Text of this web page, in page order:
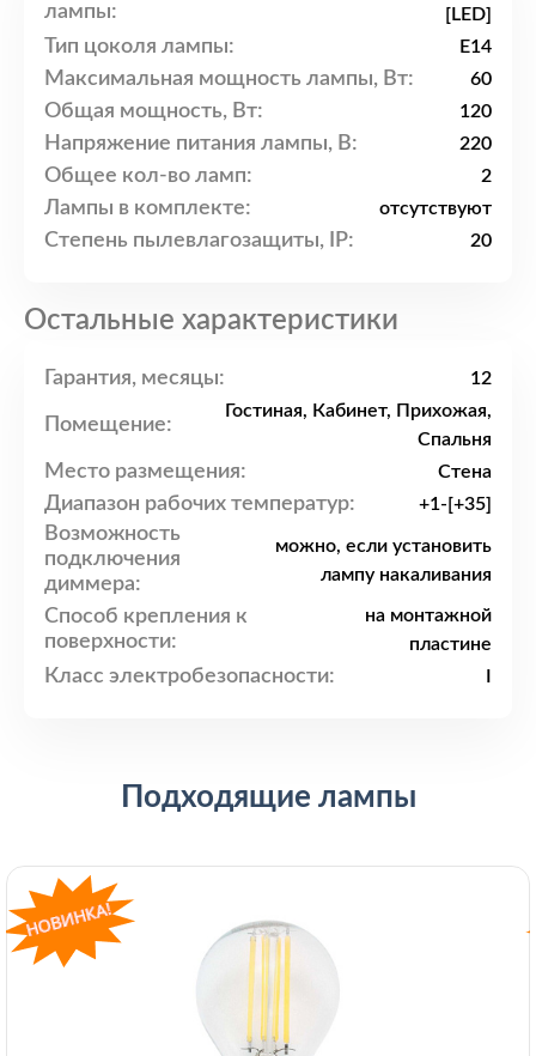
лампы: [LED]
Тип цоколя лампы: E14
Максимальная мощность лампы, Вт: 60
Общая мощность, Вт: 120
Напряжение питания лампы, В: 220
Общее кол-во ламп: 2
Лампы в комплекте: отсутствуют
Степень пылевлагозащиты, IP: 20
Остальные характеристики
Гарантия, месяцы: 12
Помещение:
Гостиная, Кабинет, Прихожая,
Спальня
Место размещения: Стена
Диапазон рабочих температур: +1-[+35]
Возможность
подключения
диммера:
можно, если установить
лампу накаливания
Способ крепления к
поверхности:
на монтажной
пластине
Класс электробезопасности:
Подходящие лампы